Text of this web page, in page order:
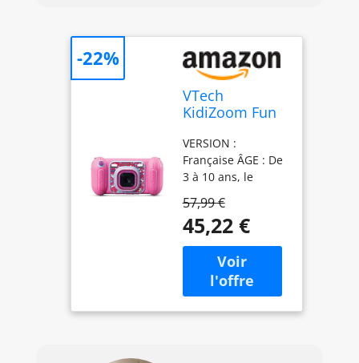
VTech
KidiZoom Fun
Photo
Numérique
Enfant Dès 3
Ans
VERSION :
Française ÂGE : De
3 à 10 ans, le
photo numérique 9
en 1 spécialement
conçu pour les
enfants ACTIVITÉS :
4 super jeux inclus
/ Plus de 40
trucages photo
57,99 €
45,22 €
-22%